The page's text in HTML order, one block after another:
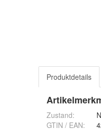
Produktdetails
Zustand:
GTIN / EAN: